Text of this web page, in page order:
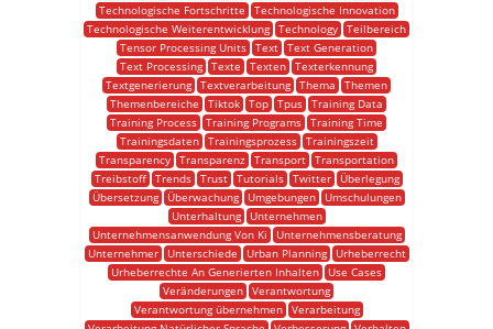
Technologische Fortschritte
Technologische Innovation
Technologische Weiterentwicklung Technology Teilbereich
Tensor Processing Units Text Text Generation
Text Processing Texte Texten Texterkennung
Textgenerierung Textverarbeitung Thema
Themen
Themenbereiche
Tiktok Top Tpus Training Data
Training Process Training Programs Training Time
Trainingsdaten
Trainingsprozess
Trainingszeit
Transparency Transparenz Transport Transportation
Treibstoff
Trends Trust Tutorials Twitter
Überlegung
Übersetzung
Überwachung Umgebungen
Umschulungen
Unterhaltung
Unternehmen
Unternehmensanwendung Von Ki
Unternehmensberatung
Unternehmer
Unterschiede Urban Planning
Urheberrecht
Urheberrechte An Generierten Inhalten
Use Cases
Veränderungen Verantwortung
Verantwortung übernehmen
Verarbeitung